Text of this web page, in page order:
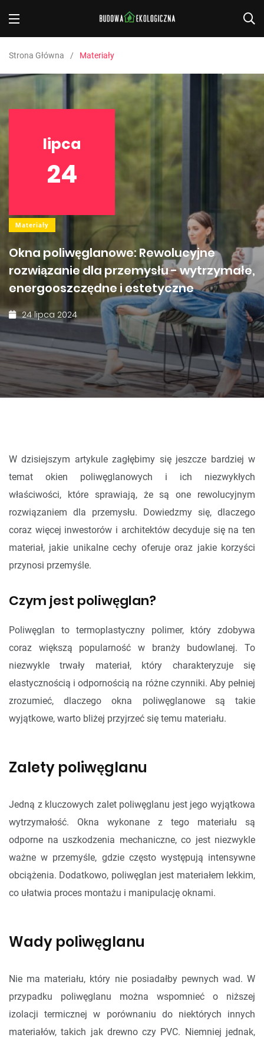
Strona Główna Materiały
lipca
24
Materiały
Okna poliwęglanowe: Rewolucyjne
rozwiązanie dla przemysłu - wytrzymałe,
energooszczędne i estetyczne
24 lipca 2024
W dzisiejszym artykule zagłębimy się jeszcze bardziej w
temat okien poliwęglanowych i ich niezwykłych
właściwości, które sprawiają, że są one rewolucyjnym
rozwiązaniem dla przemysłu. Dowiedzmy się, dlaczego
coraz więcej inwestorów i architektów decyduje się na ten
materiał, jakie unikalne cechy oferuje oraz jakie korzyści
przynosi przemyśle.
Czym jest poliwęglan?
Poliwęglan to termoplastyczny polimer, który zdobywa
coraz większą popularność w branży budowlanej. To
niezwykle trwały materiał, który charakteryzuje się
elastycznością i odpornością na różne czynniki. Aby pełniej
zrozumieć, dlaczego okna poliwęglanowe są takie
wyjątkowe, warto bliżej przyjrzeć się temu materiału.
Zalety poliwęglanu
Jedną z kluczowych zalet poliwęglanu jest jego wyjątkowa
wytrzymałość. Okna wykonane z tego materiału są
odporne na uszkodzenia mechaniczne, co jest niezwykle
ważne w przemyśle, gdzie często występują intensywne
obciążenia. Dodatkowo, poliwęglan jest materiałem lekkim,
co ułatwia proces montażu i manipulację oknami.
Wady poliwęglanu
Nie ma materiału, który nie posiadałby pewnych wad. W
przypadku poliwęglanu można wspomnieć o niższej
izolacji termicznej w porównaniu do niektórych innych
materiałów, takich jak drewno czy PVC. Niemniej jednak,